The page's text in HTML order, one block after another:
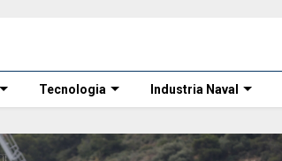
Tecnologia Industria Naval